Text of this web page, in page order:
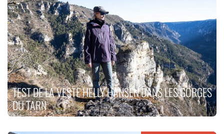
TEST DE LA VESTE HELLY HANSEN DANS LES GORGES
DU TARN